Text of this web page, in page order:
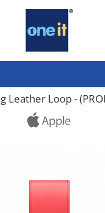
Leather Loop -